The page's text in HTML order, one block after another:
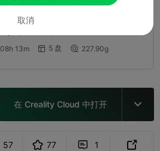
08h 13m  5 盘  227.90g
在 Creality Cloud 中打开 
57 77  1 
取消